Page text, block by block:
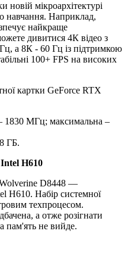
новій мікроархітектурі
навчання. Наприклад,
найкраще
дивитися 4К відео з
а 8К - 60 Гц із підтримкою
100+ FPS на високих
картки GeForce RTX
1830 МГц; максимальна –
ГБ.
H610
D8448 —
H610. Набір системної
техпроцесом.
а отже розігнати
пам'ять не вийде.